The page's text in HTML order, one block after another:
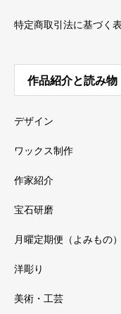
特定商取引法に基づく
作品紹介と読み物
デザイン
ワックス制作
作家紹介
宝石研磨
月曜定期便（よみもの）
洋彫り
美術・工芸